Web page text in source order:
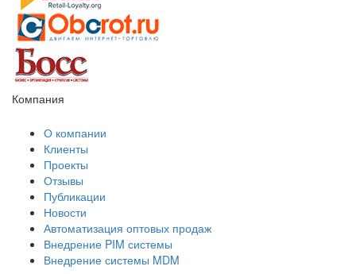
Компания
О компании
Клиенты
Проекты
Отзывы
Публикации
Новости
Автоматизация оптовых продаж
Внедрение PIM системы
Внедрение системы MDM